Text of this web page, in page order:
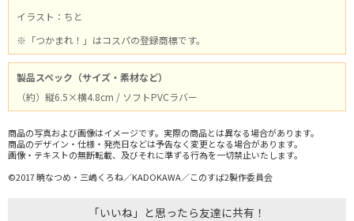
イラスト：ちと
※「つかまれ！」はコスパの登録商標です。
製品スペック（サイズ・素材など）
（約）縦6.5×横4.8cm / ソフトPVCラバー
商品の写真および画像はイメージです。実際の商品とは異なる場合があります。
商品のデザイン・仕様・発売日などは予告なく変更となる場合があります。
画像・テキストの無断転載、及びそれに準ずる行為を一切禁止いたします。
©2017 暁なつめ・三嶋くろね／KADOKAWA／このすば2製作委員会
「いいね」と思ったら友達に共有！